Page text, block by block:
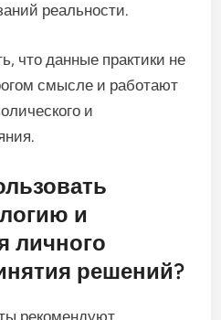
реальности.
что данные практики не
смысле и работают
и
и
личного
решений?